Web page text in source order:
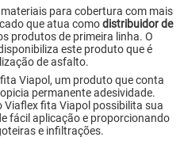
para cobertura com mais
que atua comodistribuidor de
produtos de primeira linha. O
este produto que é
de asfalto.
Viapol, um produto que conta
permanente adesividade.
Viaflex fita Viapol possibilita sua
fácil aplicação e proporcionando
e infiltrações.